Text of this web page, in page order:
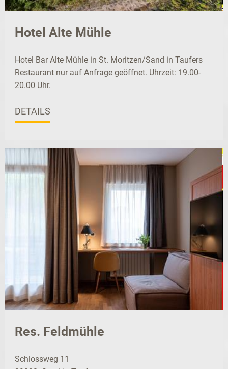
Hotel Alte Mühle
Hotel Bar Alte Mühle in St. Moritzen/Sand in Taufers
Restaurant nur auf Anfrage geöffnet. Uhrzeit: 19.00-
20.00 Uhr.
DETAILS
Res. Feldmühle
Schlossweg 11